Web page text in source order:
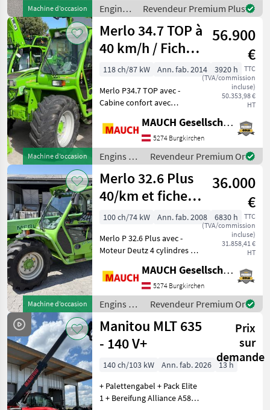
Machine d’occasion
Zylinder Deutz 3, 6 l
Hubraum, 1
Engins
de
chantier
/ Merlo
Revendeur Premium Plus
Machine d’occasion
Merlo 34.7 TOP à
40 km/h / Fiche
technique
56.900
€
TTC
(TVA/commission
incluse)
50.353,98 €
HT
118 ch/87 kW Ann. fab. 2014
3920 h
Merlo P34.7 TOP avec -
Cabine confort avec
direction - 40 km/h - Fiche
technique - Gyrophare -
Phares de travail - Capacité
de levage de 3, 4 t
MAUCH Gesellschaft m.b.H. & Co.KG
5274 Burgkirchen
Engins de
chantier /
Merlo
Revendeur Premium Or
Machine d’occasion
Merlo 32.6 Plus
40/km et fiche
technique :
hauteur de
construction 2,0
36.000
€
TTC
(TVA/commission
incluse)
31.858,41 €
HT
100 ch/74 kW Ann. fab. 2008
6830 h
Merlo P 32.6 Plus avec -
Moteur Deutz 4 cylindres -
hydrostatique - 40 km/h -
Fiche technique - Capacité
de levage de 3, 2 t - Hauteur
de levage de 6 m
MAUCH Gesellschaft m.b.H. & Co.KG
5274 Burgkirchen
Engins de
chantier /
Merlo
Revendeur Premium Or
Manitou MLT 635
- 140 V+
Prix
sur
demande
140 ch/103 kW Ann. fab. 2026
13 h
+ Palettengabel + Pack Elite
1 + Bereifung Alliance A585